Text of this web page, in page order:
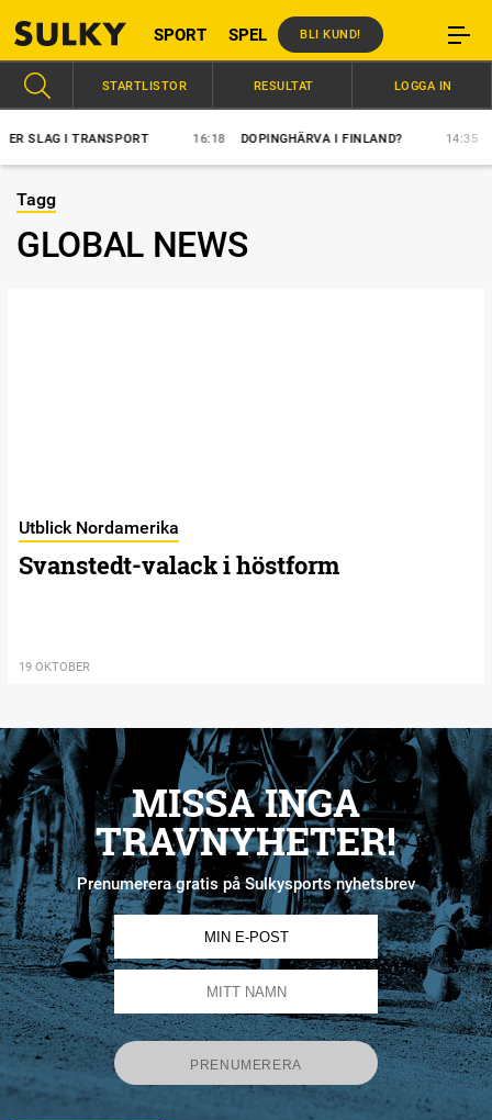
SPORT SPEL BLI KUND!
SLAG I TRANSPORT 16:18 DOPINGHÄRVA I FINLAND? 14:35
STARTLISTOR RESULTAT LOGGA IN
Tagg
GLOBAL NEWS
Utblick Nordamerika
Svanstedt-valack i höstform
19 OKTOBER
MISSA INGA
TRAVNYHETER!
Prenumerera gratis på Sulkysports nyhetsbrev